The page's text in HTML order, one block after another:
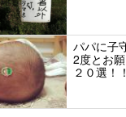
パパに子
2度とお
２０選！！